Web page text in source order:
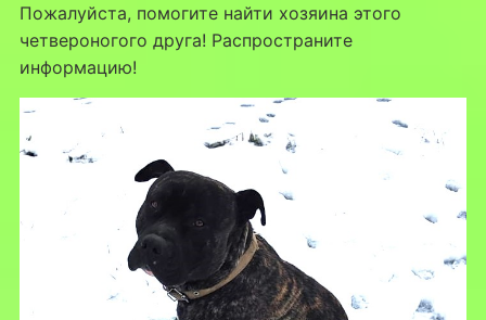
Пожалуйста, помогите найти хозяина этого
четвероногого друга! Распространите
информацию!